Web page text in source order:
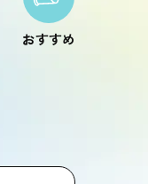
おすすめ